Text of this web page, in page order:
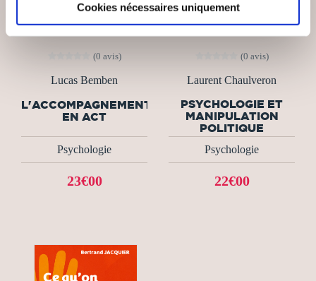
Cookies nécessaires uniquement
(0 avis)
Lucas Bemben
L'ACCOMPAGNEMENT
EN ACT
Psychologie
23€00
(0 avis)
Laurent Chaulveron
PSYCHOLOGIE ET
MANIPULATION
POLITIQUE
Psychologie
22€00